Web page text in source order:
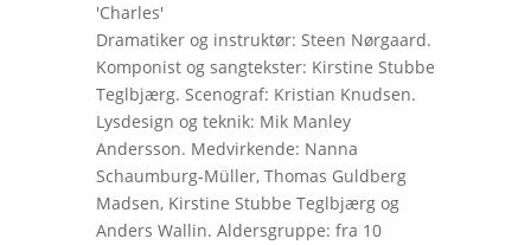
'Charles'
Dramatiker og instruktør: Steen Nørgaard.
Komponist og sangtekster: Kirstine Stubbe
Teglbjærg. Scenograf: Kristian Knudsen.
Lysdesign og teknik: Mik Manley
Andersson. Medvirkende: Nanna
Schaumburg-Müller, Thomas Guldberg
Madsen, Kirstine Stubbe Teglbjærg og
Anders Wallin. Aldersgruppe: fra 10